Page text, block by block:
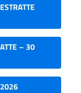
– 30